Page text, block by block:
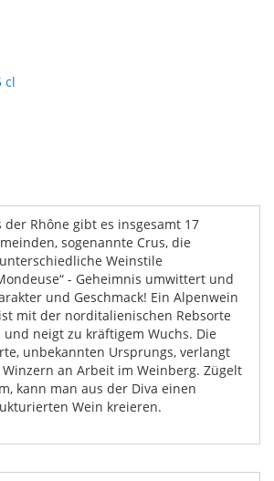
cl
der Rhône gibt es insgesamt 17
sogenannte Crus, die
Weinstile
- Geheimnis umwittert und
und Geschmack! Ein Alpenwein
mit der norditalienischen Rebsorte
und neigt zu kräftigem Wuchs. Die
unbekannten Ursprungs, verlangt
an Arbeit im Weinberg. Zügelt
kann man aus der Diva einen
Wein kreieren.